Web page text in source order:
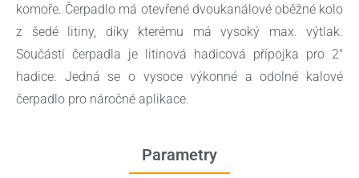
komoře. Čerpadlo má otevřené dvoukanálové oběžné kolo
z šedé litiny, díky kterému má vysoký max. výtlak.
Součástí čerpadla je litinová hadicová přípojka pro 2″
hadice. Jedná se o vysoce výkonné a odolné kalové
čerpadlo pro náročné aplikace.
Parametry